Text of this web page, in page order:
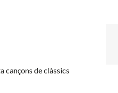
cançons de clàssics